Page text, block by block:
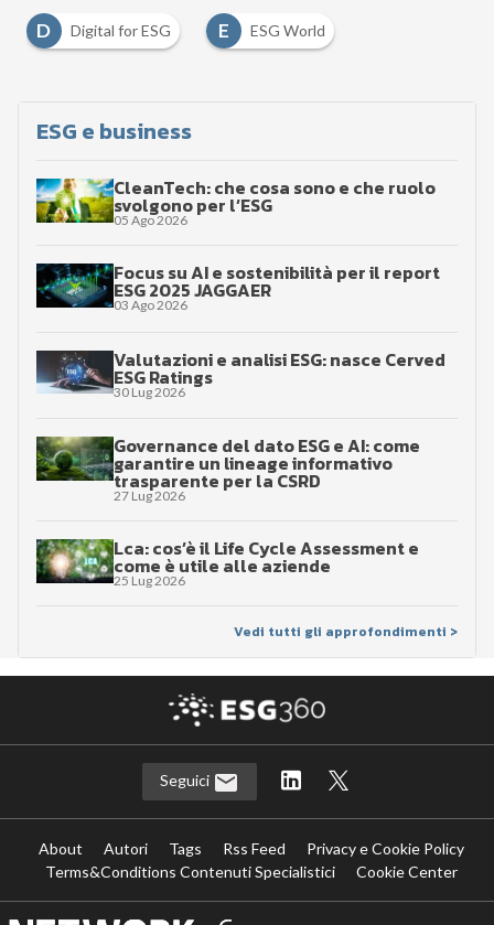
D
Digital for ESG E
ESG World
ESG e business
CleanTech: che cosa sono e che ruolo
svolgono per l’ESG
05 Ago 2026
Focus su AI e sostenibilità per il report
ESG 2025 JAGGAER
03 Ago 2026
Valutazioni e analisi ESG: nasce Cerved
ESG Ratings
30 Lug 2026
Governance del dato ESG e AI: come
garantire un lineage informativo
trasparente per la CSRD
27 Lug 2026
Lca: cos’è il Life Cycle Assessment e
come è utile alle aziende
25 Lug 2026
Vedi tutti gli approfondimenti >
Seguici
About Autori Tags Rss Feed
Privacy e Cookie Policy
Terms&Conditions Contenuti Specialistici
Cookie Center